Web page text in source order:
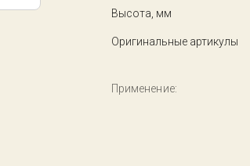
Высота, мм
Оригинальные артикулы
Применение: